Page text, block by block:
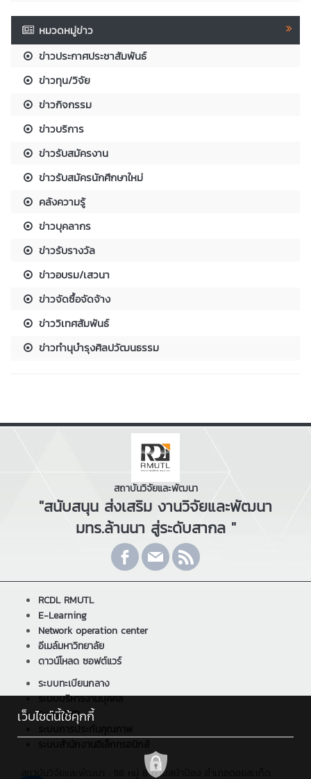
หมวดหมู่ข่าว
ข่าวประกาศประชาสัมพันธ์
ข่าวทุน/วิจัย
ข่าวกิจกรรม
ข่าวบริการ
ข่าวรับสมัครงาน
ข่าวรับสมัครนักศึกษาใหม่
คลังความรู้
ข่าวบุคลากร
ข่าวรับรางวัล
ข่าวอบรม/เสวนา
ข่าวจัดซื้อจัดจ้าง
ข่าววิเทศสัมพันธ์
ข่าวทำนุบำรุงศิลปวัฒนธรรม
สถาบันวิจัยและพัฒนา
"สนับสนุน ส่งเสริม งานวิจัยและพัฒนา
มทร.ล้านนา สู่ระดับสากล "
RCDL RMUTL
E-Learning
Network operation center
อีเมล์มหาวิทยาลัย
ดาวน์โหลด ซอฟต์แวร์
ระบบทะเบียนกลาง
ระบบบริหารงานบุคคล
ระบบ ERP
ระบบการประกันคุณภาพ
สถาบันวิจัยและพัฒนา : 98 หมู่ 8 ตำบลป่าป้อง อำเภอดอยสะเก็ด
เว็บไซต์นี้ใช้คุกกี้